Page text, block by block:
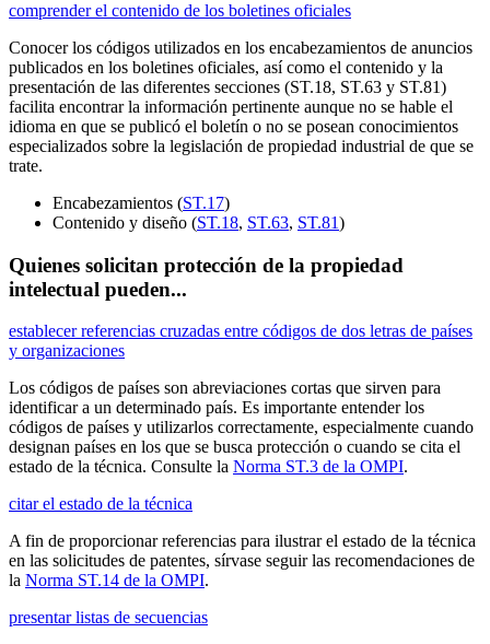
comprender el contenido de los boletines oficiales
Conocer los códigos utilizados en los encabezamientos de anuncios
publicados en los boletines oficiales, así como el contenido y la
presentación de las diferentes secciones (ST.18, ST.63 y ST.81)
facilita encontrar la información pertinente aunque no se hable el
idioma en que se publicó el boletín o no se posean conocimientos
especializados sobre la legislación de propiedad industrial de que se
trate.
Encabezamientos (ST.17)
Contenido y diseño (ST.18, ST.63, ST.81)
Quienes solicitan protección de la propiedad
intelectual pueden...
establecer referencias cruzadas entre códigos de dos letras de países
y organizaciones
Los códigos de países son abreviaciones cortas que sirven para
identificar a un determinado país. Es importante entender los
códigos de países y utilizarlos correctamente, especialmente cuando
designan países en los que se busca protección o cuando se cita el
estado de la técnica. Consulte la Norma ST.3 de la OMPI.
citar el estado de la técnica
A fin de proporcionar referencias para ilustrar el estado de la técnica
en las solicitudes de patentes, sírvase seguir las recomendaciones de
la Norma ST.14 de la OMPI.
presentar listas de secuencias